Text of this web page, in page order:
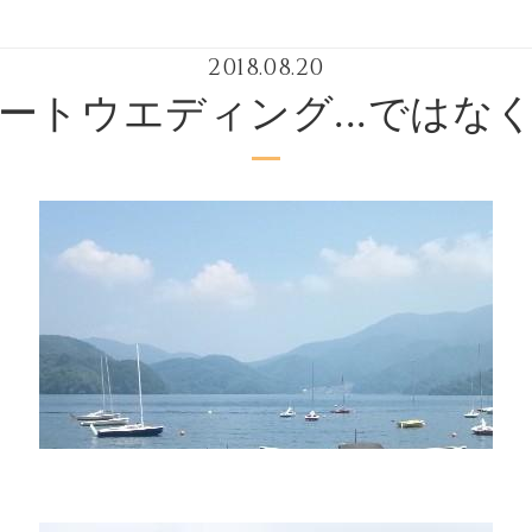
2018.08.20
トウエディング...ではな